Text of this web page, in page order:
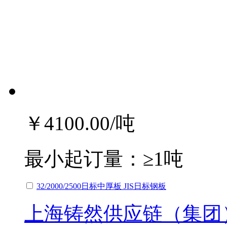
￥4100.00/吨
最小起订量： ≥1吨
32/2000/2500日标中厚板 JIS日标钢板
上海铸然供应链（集